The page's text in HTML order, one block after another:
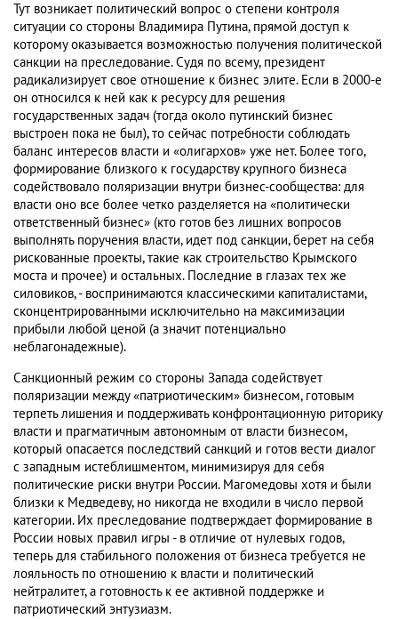
Тут возникает политический вопрос о степени контроля
ситуации со стороны Владимира Путина, прямой доступ к
которому оказывается возможностью получения политической
санкции на преследование. Судя по всему, президент
радикализирует свое отношение к бизнес элите. Если в 2000-е
он относился к ней как к ресурсу для решения
государственных задач (тогда около путинский бизнес
выстроен пока не был), то сейчас потребности соблюдать
баланс интересов власти и «олигархов» уже нет. Более того,
формирование близкого к государству крупного бизнеса
содействовало поляризации внутри бизнес-сообщества: для
власти оно все более четко разделяется на «политически
ответственный бизнес» (кто готов без лишних вопросов
выполнять поручения власти, идет под санкции, берет на себя
рискованные проекты, такие как строительство Крымского
моста и прочее) и остальных. Последние в глазах тех же
силовиков, - воспринимаются классическими капиталистами,
сконцентрированными исключительно на максимизации
прибыли любой ценой (а значит потенциально
неблагонадежные).
Санкционный режим со стороны Запада содействует
поляризации между «патриотическим» бизнесом, готовым
терпеть лишения и поддерживать конфронтационную риторику
власти и прагматичным автономным от власти бизнесом,
который опасается последствий санкций и готов вести диалог
с западным истеблишментом, минимизируя для себя
политические риски внутри России. Магомедовы хотя и были
близки к Медведеву, но никогда не входили в число первой
категории. Их преследование подтверждает формирование в
России новых правил игры - в отличие от нулевых годов,
теперь для стабильного положения от бизнеса требуется не
лояльность по отношению к власти и политический
нейтралитет, а готовность к ее активной поддержке и
патриотический энтузиазм.